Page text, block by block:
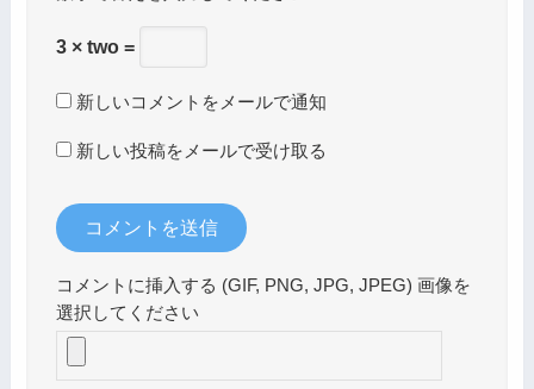
3 × two =
新しいコメントをメールで通知
新しい投稿をメールで受け取る
コメントに挿入する (GIF, PNG, JPG, JPEG) 画像を
選択してください